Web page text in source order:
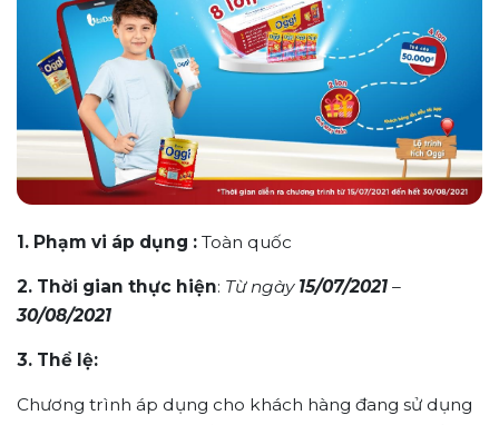
1. Phạm vi áp dụng : Toàn quốc
2. Thời gian thực hiện: Từ ngày 15/07/2021 –
30/08/2021
3. Thể lệ:
Chương trình áp dụng cho khách hàng đang sử dụng